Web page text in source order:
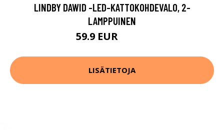
LINDBY DAWID -LED-KATTOKOHDEVALO, 2-
LAMPPUINEN
59.9 EUR
LISÄTIETOJA